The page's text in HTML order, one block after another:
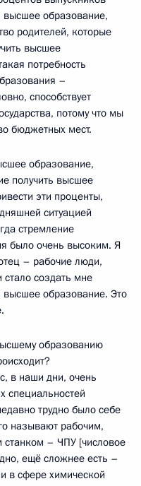
высшее образование,
родителей, которые
высшее
потребность
–
способствует
потому что мы
бюджетных мест.
образование,
получить высшее
эти проценты,
ситуацией
стремление
было очень высоким. Я
– рабочие люди,
стало создать мне
высшее образование. Это
образованию
в наши дни, очень
специальностей
трудно было себе
называют рабочим,
станком – ЧПУ [числовое
ещё сложнее есть –
в сфере химической